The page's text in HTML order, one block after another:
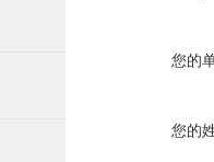
您的
您的